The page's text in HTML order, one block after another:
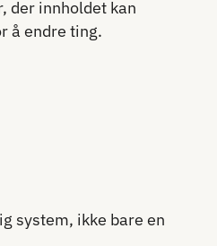
der innholdet kan
å endre ting.
system, ikke bare en